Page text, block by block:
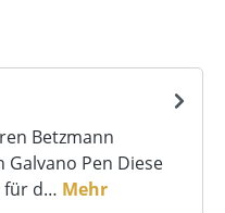
Betzmann
Galvano Pen Diese
für d… Mehr